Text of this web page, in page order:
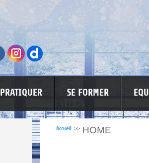
PRATIQUER SE FORMER
LUTTE CONTRE LES VIOLENCES
Accueil >> HOME